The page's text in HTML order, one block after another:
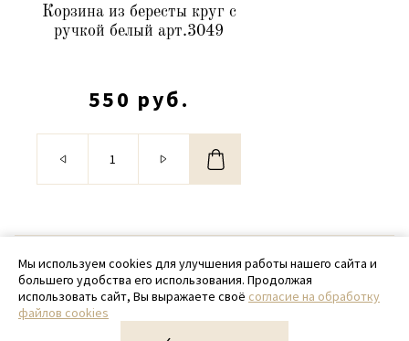
Корзина из бересты круг с
ручкой белый арт.3049
550 руб.
© 2020 - 2026 SamPack
+ 7 (918) 699-97-87
zakaz@sampack.store
Мы используем cookies для улучшения работы нашего сайта и
большего удобства его использования. Продолжая
использовать сайт, Вы выражаете своё согласие на обработку
файлов cookies